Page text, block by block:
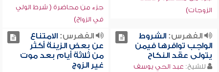
الزوجات)
جزء من محاضرة ( شرط الولي
في الزواج)
الفهرس:الشروط
الواجب توافرها فيمن
يتولى عقد النكاح
للشيخ: عبد الحي يوسف
الفهرس:الامتناع
عن بعض الزينة أكثر
من ثلاثة أيام بعد موت
غير الزوج